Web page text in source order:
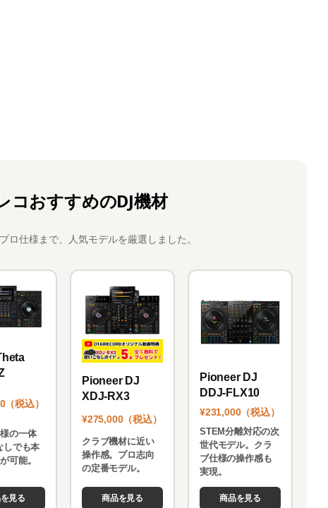
コおすすめのDJ機材
ロ仕様まで、人気モデルを厳選しました。
税込）
の一体
しでも本
可能。
見る
Pioneer DJ
XDJ-RX3
¥275,000（税込）
クラブ機材に近い
操作感。プロ志向
の定番モデル。
商品を見る
Pioneer DJ
DDJ-FLX10
¥231,000（税込）
STEM分離対応の次
世代モデル。クラ
ブ仕様の操作感も
実現。
商品を見る